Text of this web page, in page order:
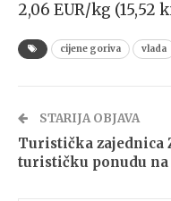
2,06 EUR/kg (15,52
cijene goriva vlada
STARIJA OBJAVA
Turistička zajednica
turističku ponudu na